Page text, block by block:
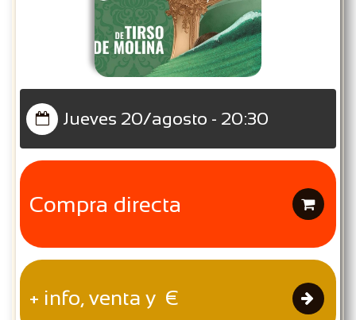
Jueves 20/agosto - 20:30

Compra directa 
+ info, venta y € 